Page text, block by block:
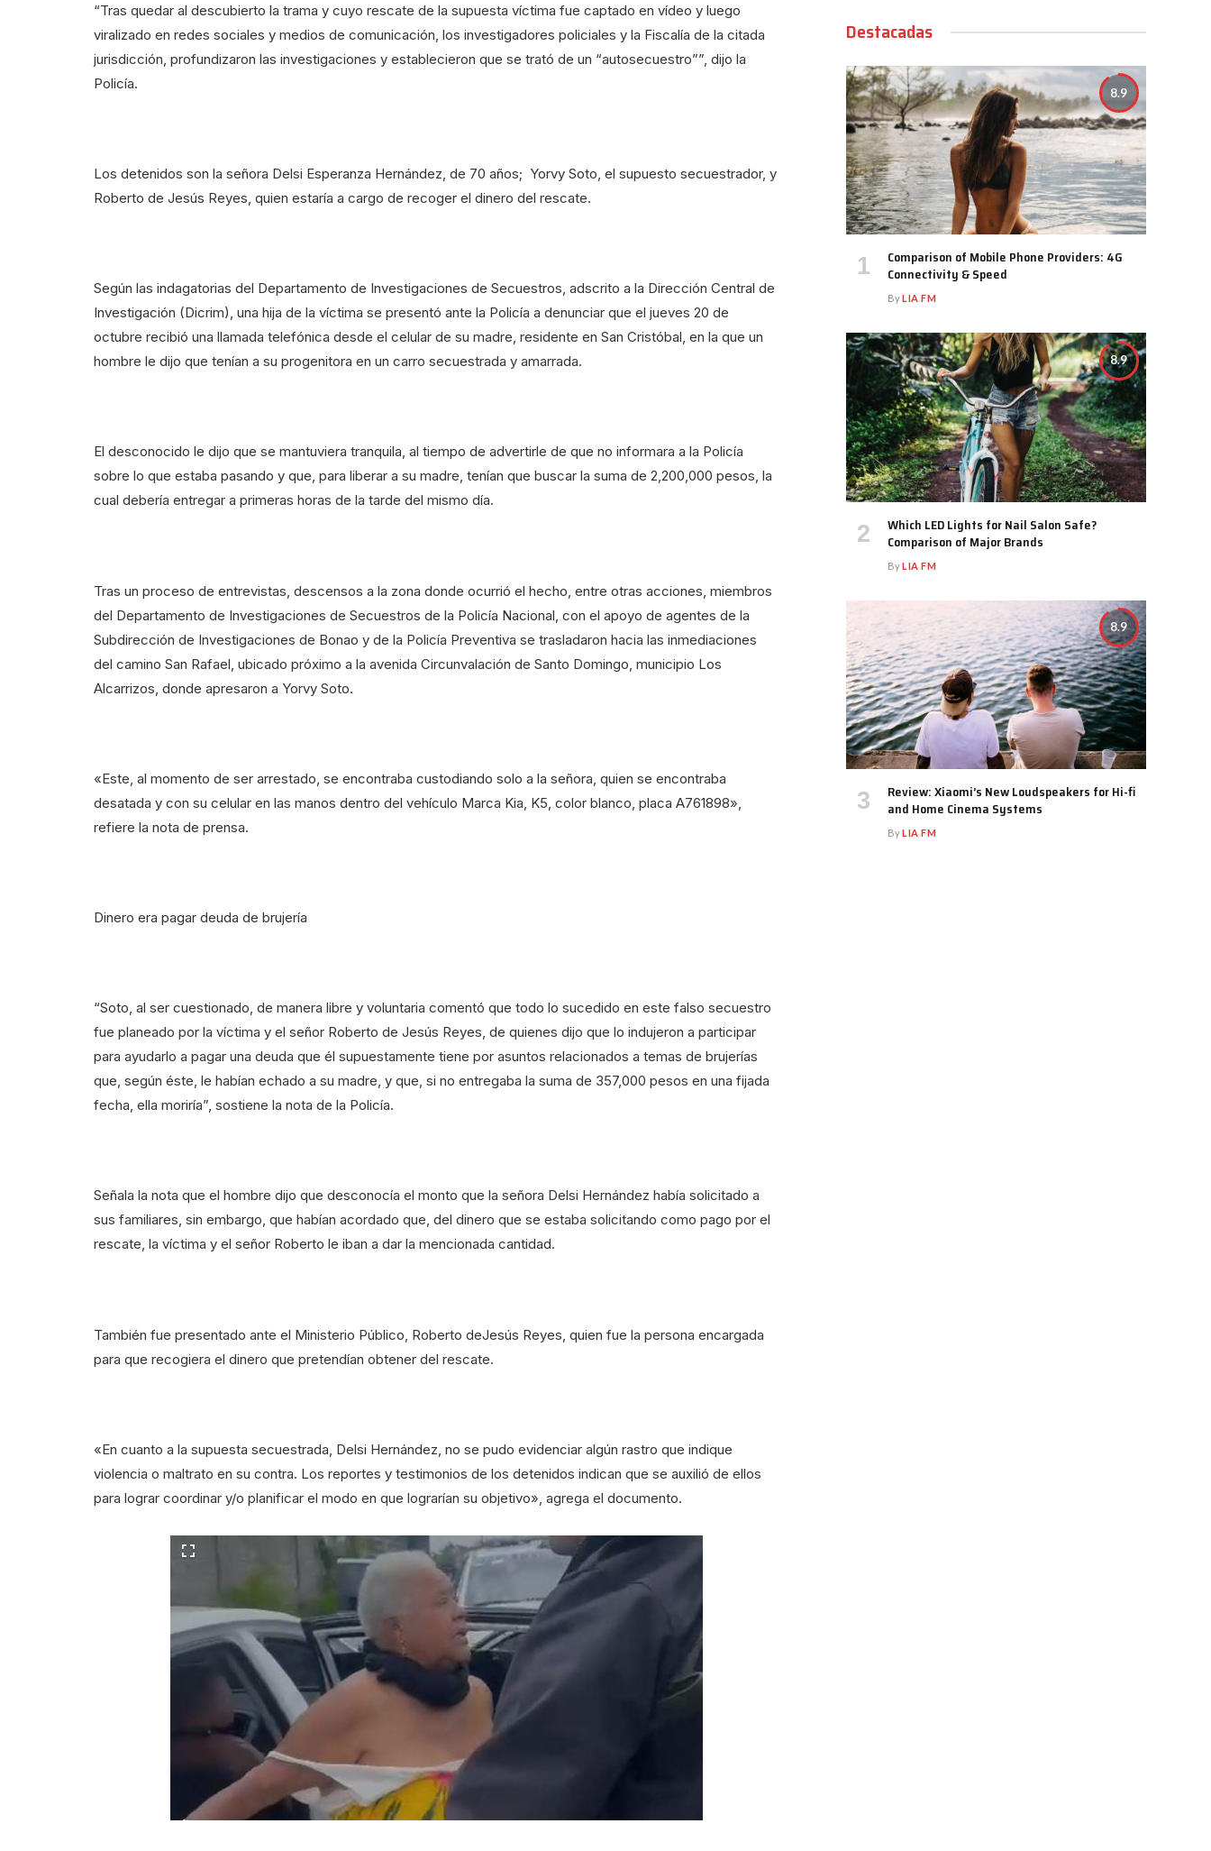
“Tras quedar al descubierto la trama y cuyo rescate de la supuesta víctima fue captado en vídeo y luego
viralizado en redes sociales y medios de comunicación, los investigadores policiales y la Fiscalía de la citada
jurisdicción, profundizaron las investigaciones y establecieron que se trató de un “autosecuestro””, dijo la
Policía.
Los detenidos son la señora Delsi Esperanza Hernández, de 70 años; Yorvy Soto, el supuesto secuestrador, y
Roberto de Jesús Reyes, quien estaría a cargo de recoger el dinero del rescate.
Según las indagatorias del Departamento de Investigaciones de Secuestros, adscrito a la Dirección Central de
Investigación (Dicrim), una hija de la víctima se presentó ante la Policía a denunciar que el jueves 20 de
octubre recibió una llamada telefónica desde el celular de su madre, residente en San Cristóbal, en la que un
hombre le dijo que tenían a su progenitora en un carro secuestrada y amarrada.
El desconocido le dijo que se mantuviera tranquila, al tiempo de advertirle de que no informara a la Policía
sobre lo que estaba pasando y que, para liberar a su madre, tenían que buscar la suma de 2,200,000 pesos, la
cual debería entregar a primeras horas de la tarde del mismo día.
Tras un proceso de entrevistas, descensos a la zona donde ocurrió el hecho, entre otras acciones, miembros
del Departamento de Investigaciones de Secuestros de la Policía Nacional, con el apoyo de agentes de la
Subdirección de Investigaciones de Bonao y de la Policía Preventiva se trasladaron hacia las inmediaciones
del camino San Rafael, ubicado próximo a la avenida Circunvalación de Santo Domingo, municipio Los
Alcarrizos, donde apresaron a Yorvy Soto.
«Este, al momento de ser arrestado, se encontraba custodiando solo a la señora, quien se encontraba
desatada y con su celular en las manos dentro del vehículo Marca Kia, K5, color blanco, placa A761898»,
refiere la nota de prensa.
Dinero era pagar deuda de brujería
“Soto, al ser cuestionado, de manera libre y voluntaria comentó que todo lo sucedido en este falso secuestro
fue planeado por la víctima y el señor Roberto de Jesús Reyes, de quienes dijo que lo indujeron a participar
para ayudarlo a pagar una deuda que él supuestamente tiene por asuntos relacionados a temas de brujerías
que, según éste, le habían echado a su madre, y que, si no entregaba la suma de 357,000 pesos en una fijada
fecha, ella moriría”, sostiene la nota de la Policía.
Señala la nota que el hombre dijo que desconocía el monto que la señora Delsi Hernández había solicitado a
sus familiares, sin embargo, que habían acordado que, del dinero que se estaba solicitando como pago por el
rescate, la víctima y el señor Roberto le iban a dar la mencionada cantidad.
También fue presentado ante el Ministerio Público, Roberto deJesús Reyes, quien fue la persona encargada
para que recogiera el dinero que pretendían obtener del rescate.
«En cuanto a la supuesta secuestrada, Delsi Hernández, no se pudo evidenciar algún rastro que indique
violencia o maltrato en su contra. Los reportes y testimonios de los detenidos indican que se auxilió de ellos
para lograr coordinar y/o planificar el modo en que lograrían su objetivo», agrega el documento.
Destacadas
8.9
Comparison of Mobile Phone Providers: 4G
Connectivity & Speed
ByLIA FM
8.9
Which LED Lights for Nail Salon Safe?
Comparison of Major Brands
ByLIA FM
8.9
Review: Xiaomi’s New Loudspeakers for Hi-fi
and Home Cinema Systems
ByLIA FM